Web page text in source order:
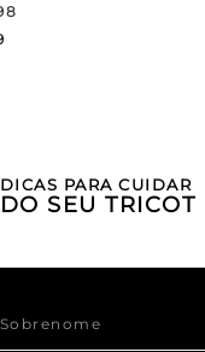
DICAS PARA CUIDAR
DO SEU TRICOT